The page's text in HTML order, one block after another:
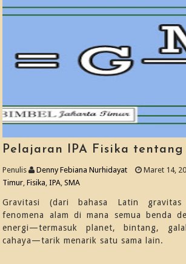
Pelajaran IPA Fisika
Penulis Denny Febiana Nurhidayat Maret 14,
Timur,Fisika,IPA,SMA
Gravitasi (dari bahasa Latin
fenomena alam di mana semua benda
energi—termasuk planet, bintang,
cahaya—tarik menarik satu sama lain.